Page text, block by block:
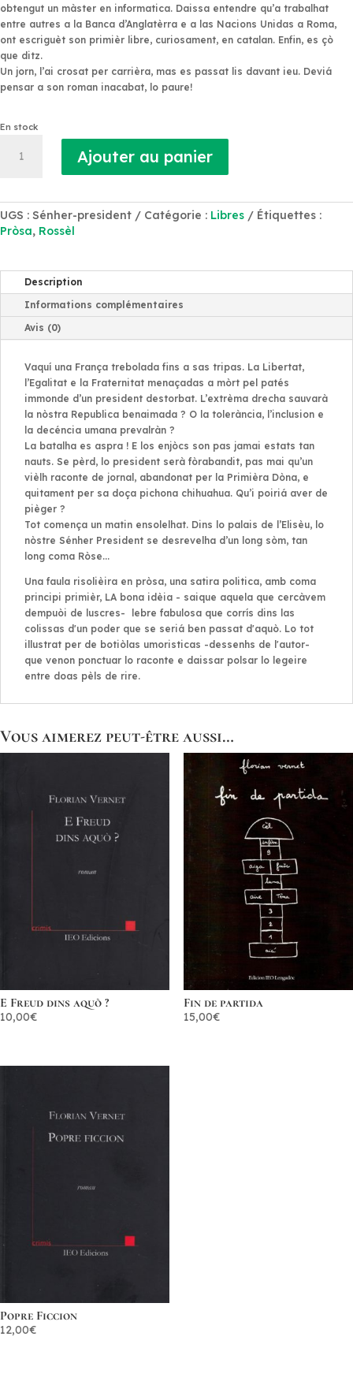
obtengut un màster en informatica. Daissa entendre qu’a trabalhat
entre autres a la Banca d’Anglatèrra e a las Nacions Unidas a Roma,
ont escriguèt son primièr libre, curiosament, en catalan. Enfin, es çò
que ditz.
Un jorn, l’ai crosat per carrièra, mas es passat lis davant ieu. Deviá
pensar a son roman inacabat, lo paure!
En stock
Sénher
President
!
Ajouter au panier
UGS : Sénher-president Catégorie : Libres
Étiquettes :
Pròsa, Rossèl
Description
Informations complémentaires
Avis (0)
Vaquí una França trebolada fins a sas tripas. La Libertat,
l’Egalitat e la Fraternitat menaçadas a mòrt pel patés
immonde d’un president destorbat. L’extrèma drecha sauvarà
la nòstra Republica benaimada ? O la tolerància, l’inclusion e
la decéncia umana prevalràn ?
La batalha es aspra ! E los enjòcs son pas jamai estats tan
nauts. Se pèrd, lo president serà fòrabandit, pas mai qu’un
vièlh raconte de jornal, abandonat per la Primièra Dòna, e
quitament per sa doça pichona chihuahua. Qu’i poiriá aver de
pièger ?
Tot comença un matin ensolelhat. Dins lo palais de l’Elisèu, lo
nòstre Sénher President se desrevelha d’un long sòm, tan
long coma Ròse...
Una faula risolièira en pròsa, una satira politica, amb coma
principi primièr, LA bona idèia - saique aquela que cercàvem
dempuòi de luscres- lebre fabulosa que corrís dins las
colissas d'un poder que se seriá ben passat d'aquò. Lo tot
illustrat per de botiòlas umoristicas -dessenhs de l'autor-
que venon ponctuar lo raconte e daissar polsar lo legeire
entre doas pèls de rire.
Vous aimerez peut-être aussi…
E Freud dins aquò ?
10,00€
Fin de partida
15,00€
Popre Ficcion
12,00€